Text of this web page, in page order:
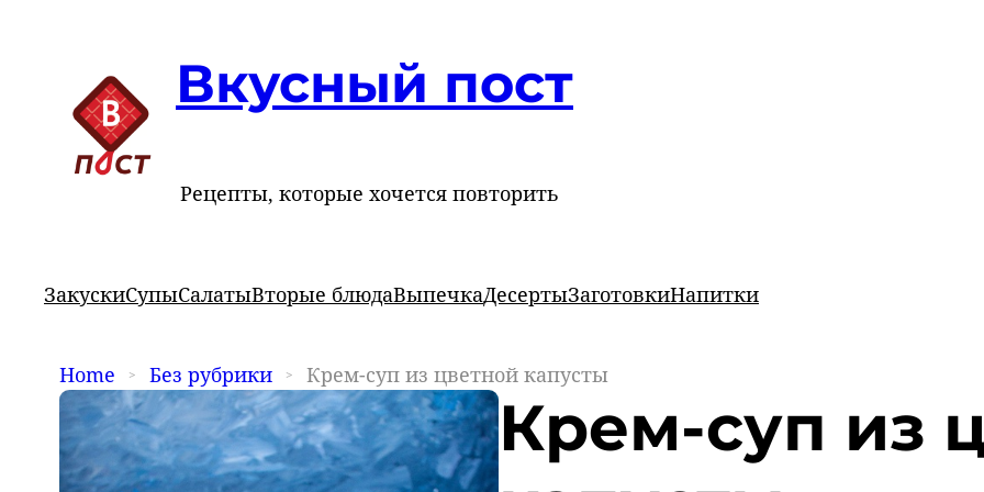
Вкусный пост
Рецепты, которые хочется повторить
ЗакускиСупыСалатыВторые блюдаВыпечкаДесертыЗаготовкиНапитки
Home Без рубрики Крем-суп из цветной капусты
Крем-суп из